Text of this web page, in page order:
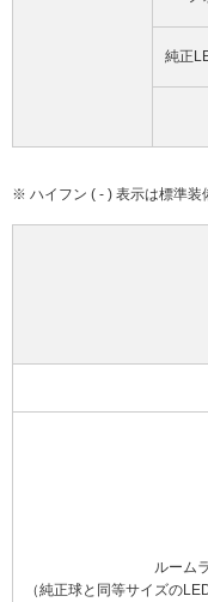
純正
※ ハイフン ( - ) 表示は標準装
ルーム
（純正球と同等サイズの